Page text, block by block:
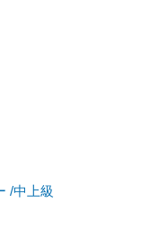
/中上級